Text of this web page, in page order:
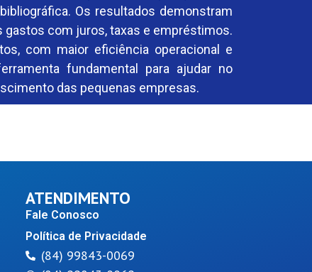
Os resultados demonstram
gastos com juros, taxas e empréstimos.
com maior eficiência operacional e
fundamental para ajudar no
das pequenas empresas.
ATENDIMENTO
Fale Conosco
Política de Privacidade
(84) 99843-0069